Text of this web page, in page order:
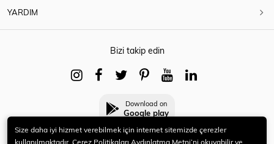
YARDIM
Bizi takip edin
Download on
Google play
Size daha iyi hizmet verebilmek için internet sitemizde çerezler
kullanılmaktadır. Çerez Politikaları Aydınlatma Metni’ni okuyabilir ve